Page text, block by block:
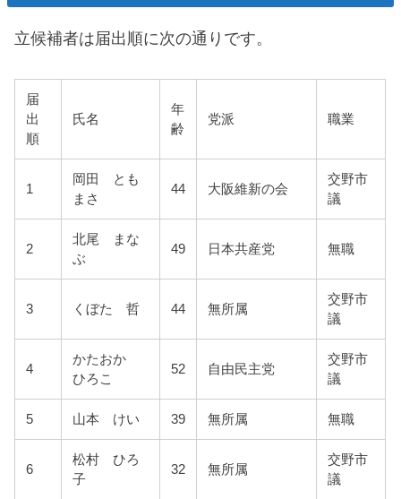
立候補者は届出順に次の通りです。
届
出
順
氏名
年
齢
党派 職業
1
岡田 とも
まさ
44 大阪維新の会
交野市
議
2
北尾 まな
ぶ
49 日本共産党 無職
3 くぼた 哲 44 無所属
交野市
議
4
かたおか
ひろこ
52 自由民主党
交野市
議
5 山本 けい 39 無所属 無職
6
松村 ひろ
子
32 無所属
交野市
議